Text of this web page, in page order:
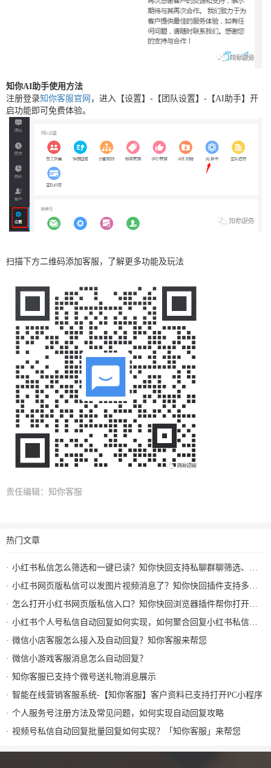
知你AI助手使用 方法
注册登录知你客服官网 ，进入【设置】-【团队设置】-【AI助手】开
启功能即可免费体验。
扫描下方二维码添加客服，了解更多功能及玩法
责任编辑：知你客服
热门文章
小红书私信怎么筛选和一键已读？知你快回支持私聊群聊筛选、批量已读和图片视频回复
小红书网页版私信可以发图片视频消息了？知你快回插件支持多种形式图片发送和AI自动回复
怎么打开小红书网页版私信入口？知你快回浏览器插件帮你打开小红书私信AI回复及快捷回复
小红书个人号私信自动回复如何实现，如何聚合回复小红书私信及群消息？知你客服来解决
微信小店客服怎么接入及自动回复？知你客服来帮您
微信小游戏客服消息怎么自动回复？
知你客服已支持个微号送礼物消息展示
智能在线营销客服系统-【知你客服】客户资料已支持打开PC小程序
个人服务号注册方法及常见问题，如何实现自动回复攻略
视频号私信自动回复批量回复如何实现？「知你客服」来帮您